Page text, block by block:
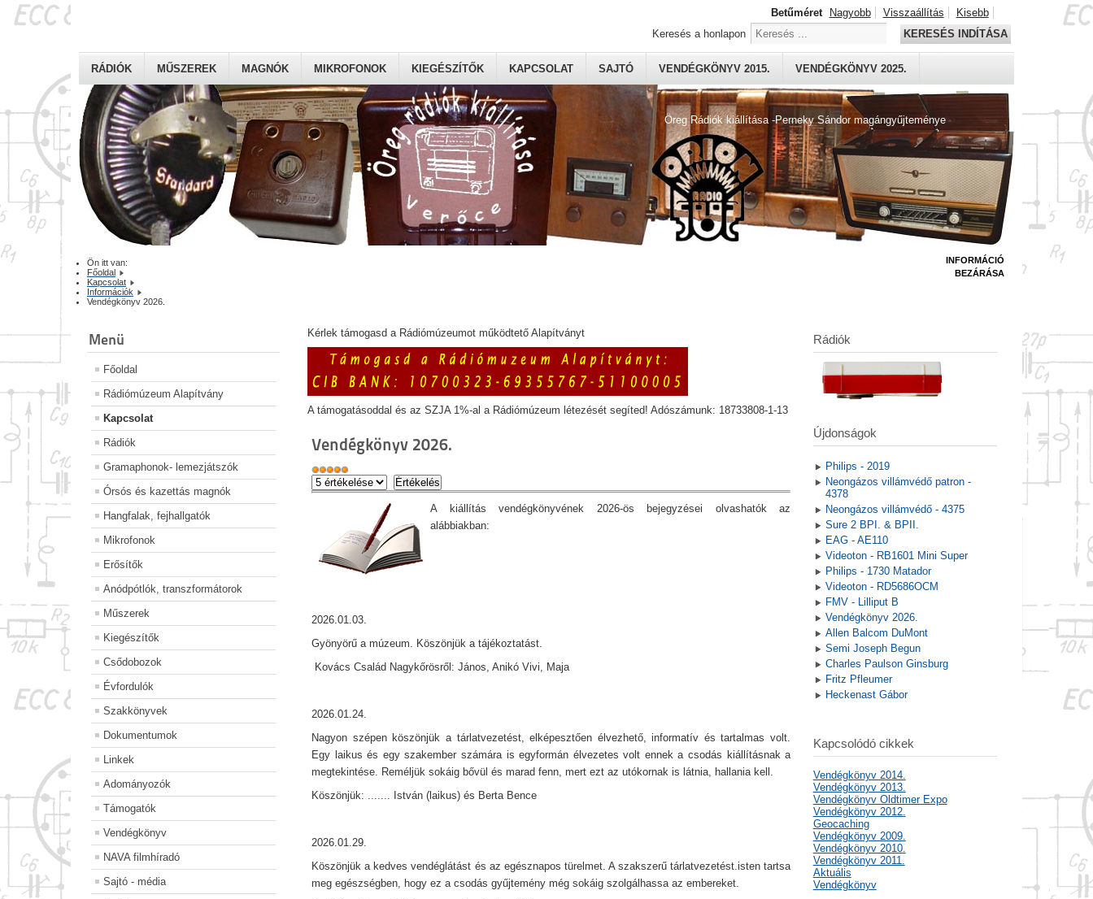
Öreg Rádiók kiállítása -Perneky Sándor magángyűjteménye
RÁDIÓK MŰSZEREK MAGNÓK MIKROFONOK KIEGÉSZÍTŐK KAPCSOLAT SAJTÓ VENDÉGKÖNYV 2015. VENDÉGKÖNYV 2025.
Betűméret Nagyobb Visszaállítás
Kisebb
Keresés a honlapon
KERESÉS INDÍTÁSA
Ön itt van:
Főoldal
Kapcsolat
Információk
Vendégkönyv 2026.
Menü
Főoldal
Rádiómúzeum Alapítvány
Kapcsolat
Rádiók
Gramaphonok- lemezjátszók
Órsós és kazettás magnók
Hangfalak, fejhallgatók
Mikrofonok
Erősítők
Anódpótlók, transzformátorok
Műszerek
Kiegészítők
Csődobozok
Évfordulók
Szakkönyvek
Dokumentumok
Linkek
Adományozók
Támogatók
Vendégkönyv
NAVA filmhíradó
Sajtó - média
Kérlek támogasd a Rádiómúzeumot működtető Alapítványt
A támogatásoddal és az SZJA 1%-al a Rádiómúzeum létezését segíted! Adószámunk: 18733808-1-13
Vendégkönyv 2026.
A kiállítás vendégkönyvének 2026-ös bejegyzései olvashatók az
alábbiakban:
2026.01.03.
Gyönyörű a múzeum. Köszönjük a tájékoztatást.
Kovács Család Nagykőrösről: János, Anikó Vivi, Maja
2026.01.24.
Nagyon szépen köszönjük a tárlatvezetést, elképesztően élvezhető, informatív és tartalmas volt.
Egy laikus és egy szakember számára is egyformán élvezetes volt ennek a csodás kiállításnak a
megtekintése. Reméljük sokáig bővül és marad fenn, mert ezt az utókornak is látnia, hallania kell.
Köszönjük: ....... István (laikus) és Berta Bence
2026.01.29.
Köszönjük a kedves vendéglátást és az egésznapos türelmet. A szakszerű tárlatvezetést.isten tartsa
meg egészségben, hogy ez a csodás gyűjtemény még sokáig szolgálhassa az embereket.
INFORMÁCIÓ
BEZÁRÁSA
Rádiók
Újdonságok
Philips - 2019
Neongázos villámvédő patron -
4378
Neongázos villámvédő - 4375
Sure 2 BPI. & BPII.
EAG - AE110
Videoton - RB1601 Mini Super
Philips - 1730 Matador
Videoton - RD5686OCM
FMV - Lilliput B
Vendégkönyv 2026.
Allen Balcom DuMont
Semi Joseph Begun
Charles Paulson Ginsburg
Fritz Pfleumer
Heckenast Gábor
Kapcsolódó cikkek
Vendégkönyv 2014.
Vendégkönyv 2013.
Vendégkönyv Oldtimer Expo
Vendégkönyv 2012.
Geocaching
Vendégkönyv 2009.
Vendégkönyv 2010.
Vendégkönyv 2011.
Aktuális
Vendégkönyv